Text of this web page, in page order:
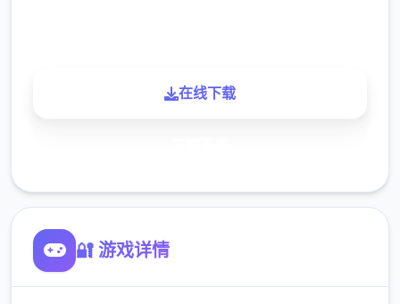
在线下载
🔐 游戏详情